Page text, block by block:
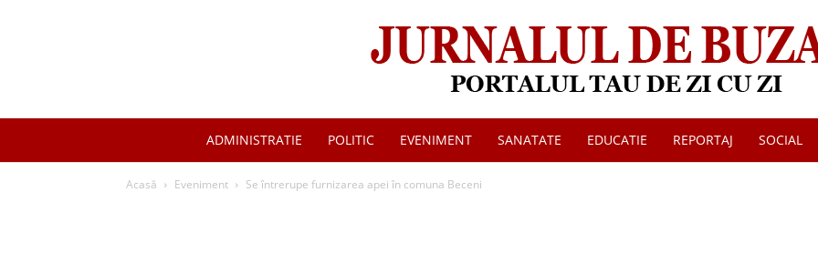
Jurnalul
ADMINISTRATIE POLITIC EVENIMENT SANATATE EDUCATIE REPORTAJ SOCIAL
Acasă Eveniment Se întrerupe furnizarea apei în comuna Beceni